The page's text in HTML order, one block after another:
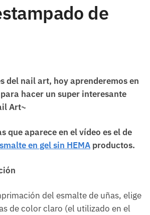
de
del nail art, hoy aprenderemos en
hacer un super interesante
Art~
que aparece en el vídeo es el de
en gel sin HEMA productos.
del esmalte de uñas, elige
de color claro (el utilizado en el